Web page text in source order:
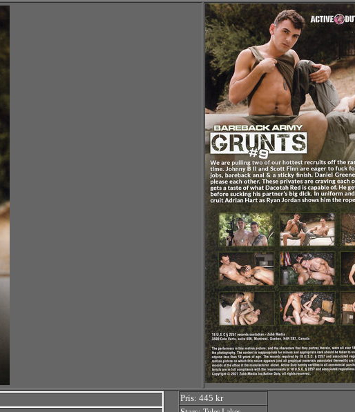
Pris: 445 kr